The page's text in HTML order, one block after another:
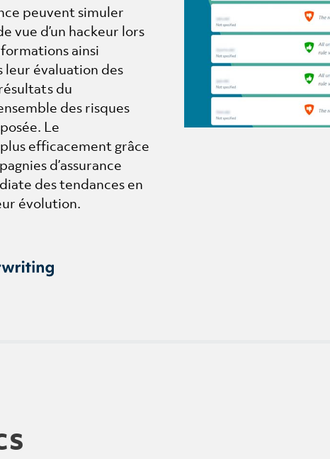
peuvent simuler
vue d’un hackeur lors
ainsi
évaluation des
du
des risques
Le
efficacement grâce
d’assurance
des tendances en
évolution.